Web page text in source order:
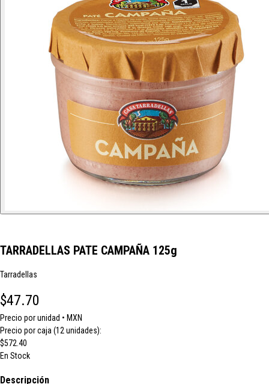
Gaitero Gallina BlancaGallo Grand SudHeroJolca Lolea
Maison Castel Mar de Frades Mc Harrison Miró NozecoOrtiz
Peskera Peñascal Pommery Prado Vega
Ramón
Roqueta Ruavieja Russian Standard
Sandeman Santa Julia Santiveri Sisca
Solan de Cabras
Tarradellas Tom Cherry Trabanco Villa Massa
TARRADELLAS PATE CAMPAÑA 125g
Tarradellas
$47.70
Precio por unidad • MXN
Precio por caja (12 unidades):
$572.40
En Stock
Descripción